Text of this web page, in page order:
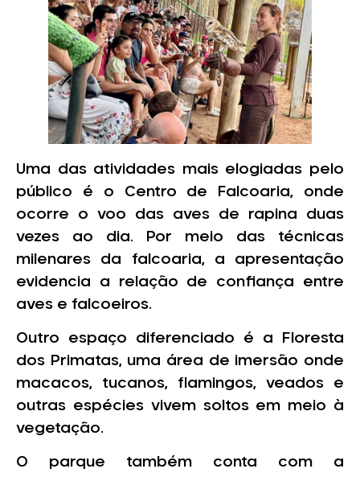
Uma das atividades mais elogiadas pelo
público é o Centro de Falcoaria, onde
ocorre o voo das aves de rapina duas
vezes ao dia. Por meio das técnicas
milenares da falcoaria, a apresentação
evidencia a relação de confiança entre
aves e falcoeiros.
Outro espaço diferenciado é a Floresta
dos Primatas, uma área de imersão onde
macacos, tucanos, flamingos, veados e
outras espécies vivem soltos em meio à
vegetação.
O parque também conta com a